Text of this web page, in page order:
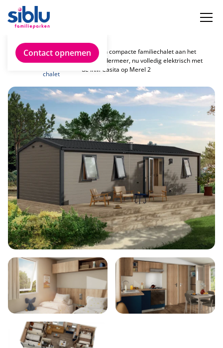
Contact opnemen
jouw
ideale
chalet
Uw eigen compacte familiechalet aan het
Zuidlaardermeer, nu volledig elektrisch met
de IRM Casita op Merel 2
6 3 35m2